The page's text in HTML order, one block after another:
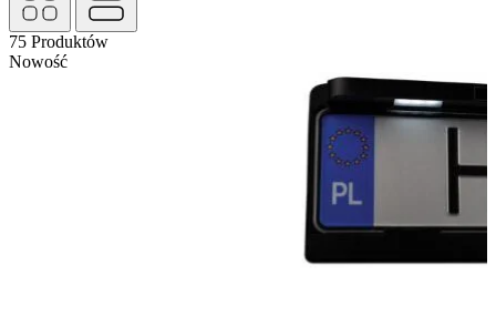
75 Produktów
Nowość